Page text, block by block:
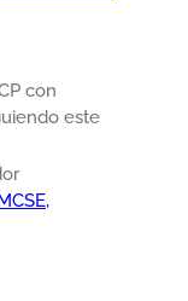
con
este